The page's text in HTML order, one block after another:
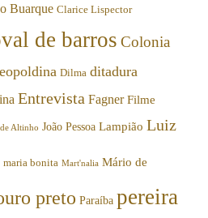
Buarque Clarice Lispector
de barros Colonia
Dilma ditadura
Entrevista Fagner Filme
Altinho João Pessoa Lampião Luiz
maria bonita Mart'nalia Mário de
preto Paraíba pereira